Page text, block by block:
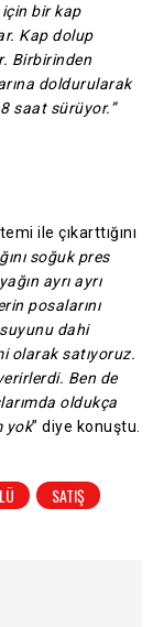
için bir kap
Kap dolup
Birbirinden
doldurularak
saat sürüyor.”
ile çıkarttığını
soğuk pres
ayrı ayrı
posalarını
dahi
olarak satıyoruz.
Ben de
oldukça
yok” diye konuştu.
SATIŞ